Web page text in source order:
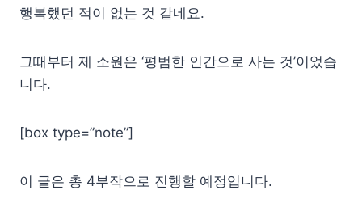
행복했던 적이 없는 것 같네요.
그때부터 제 소원은 ‘평범한 인간으로 사는 것’이었습
니다.
[box type=”note”]
이 글은 총 4부작으로 진행할 예정입니다.